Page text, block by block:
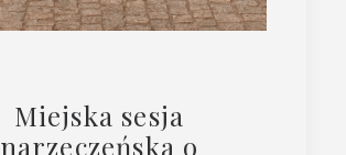
Miejska sesja
narzeczeńska o